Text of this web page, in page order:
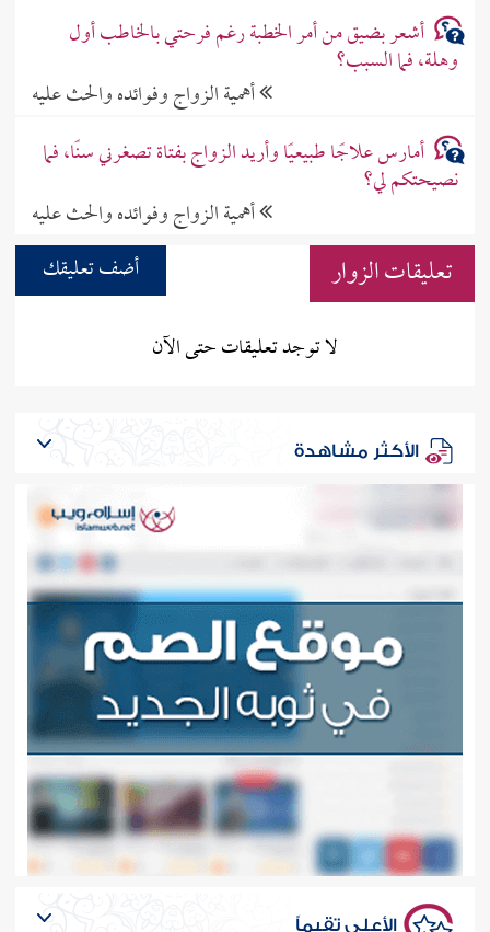
أشعر بضيق من أمر الخطبة رغم فرحتي بالخاطب أول
وهلة، فما السبب؟
أهمية الزواج وفوائده والحث عليه
أمارس علاجًا طبيعيًا وأريد الزواج بفتاة تصغرني سنًا، فما
نصيحتكم لي؟
أهمية الزواج وفوائده والحث عليه
تعليقات الزوار
أضف تعليقك
لا توجد تعليقات حتى الآن
الأكثر مشاهدة
الأعلى تقيماً